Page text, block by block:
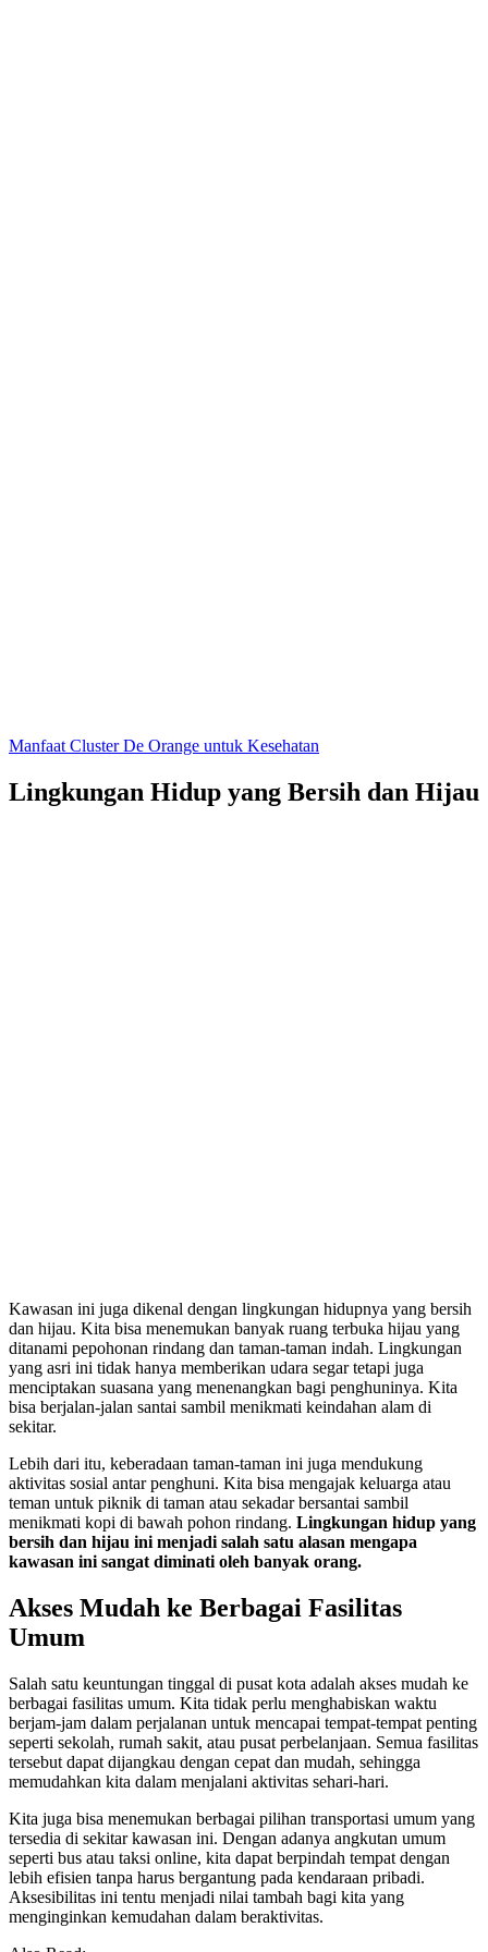
Manfaat Cluster De Orange untuk Kesehatan
Lingkungan Hidup yang Bersih dan Hijau
Kawasan ini juga dikenal dengan lingkungan hidupnya yang bersih
dan hijau. Kita bisa menemukan banyak ruang terbuka hijau yang
ditanami pepohonan rindang dan taman-taman indah. Lingkungan
yang asri ini tidak hanya memberikan udara segar tetapi juga
menciptakan suasana yang menenangkan bagi penghuninya. Kita
bisa berjalan-jalan santai sambil menikmati keindahan alam di
sekitar.
Lebih dari itu, keberadaan taman-taman ini juga mendukung
aktivitas sosial antar penghuni. Kita bisa mengajak keluarga atau
teman untuk piknik di taman atau sekadar bersantai sambil
menikmati kopi di bawah pohon rindang. Lingkungan hidup yang
bersih dan hijau ini menjadi salah satu alasan mengapa
kawasan ini sangat diminati oleh banyak orang.
Akses Mudah ke Berbagai Fasilitas
Umum
Salah satu keuntungan tinggal di pusat kota adalah akses mudah ke
berbagai fasilitas umum. Kita tidak perlu menghabiskan waktu
berjam-jam dalam perjalanan untuk mencapai tempat-tempat penting
seperti sekolah, rumah sakit, atau pusat perbelanjaan. Semua fasilitas
tersebut dapat dijangkau dengan cepat dan mudah, sehingga
memudahkan kita dalam menjalani aktivitas sehari-hari.
Kita juga bisa menemukan berbagai pilihan transportasi umum yang
tersedia di sekitar kawasan ini. Dengan adanya angkutan umum
seperti bus atau taksi online, kita dapat berpindah tempat dengan
lebih efisien tanpa harus bergantung pada kendaraan pribadi.
Aksesibilitas ini tentu menjadi nilai tambah bagi kita yang
menginginkan kemudahan dalam beraktivitas.